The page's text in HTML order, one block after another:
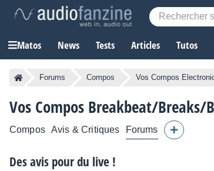
Matos News Tests Articles Tutos
Forums Compos Vos Compos
Vos Compos Breakbeat/Breaks/
Compos Avis & Critiques Forums
Des avis pour du live !